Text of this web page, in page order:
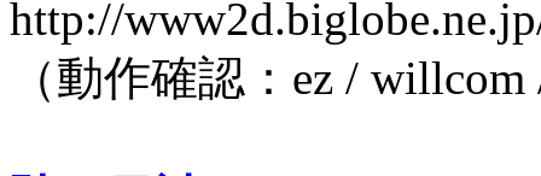
http://
（動作確認：ez /